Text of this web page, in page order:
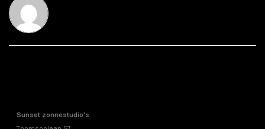
Sunset zonnestudio's